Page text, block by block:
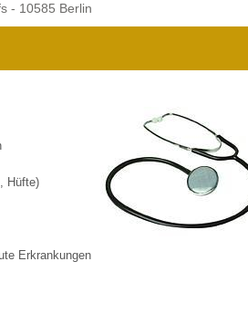
- 10585 Berlin
Hüfte)
Erkrankungen